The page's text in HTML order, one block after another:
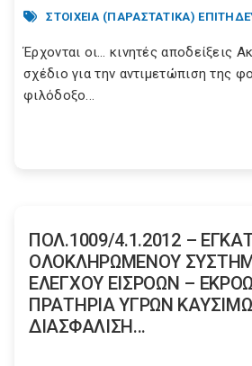
ΣΤΟΙΧΕΙΑ (ΠΑΡΑΣΤΑΤΙΚΑ)
Έρχονται οι… κινητές αποδείξεις
σχέδιο για την αντιμετώπιση της
φιλόδοξο...
ΠΟΛ.1009/4.1.2012 –
ΟΛΟΚΛΗΡΩΜΕΝΟΥ
ΕΛΕΓΧΟΥ ΕΙΣΡΟΩΝ –
ΠΡΑΤΗΡΙΑ ΥΓΡΩΝ
ΔΙΑΣΦΑΛΙΣΗ...